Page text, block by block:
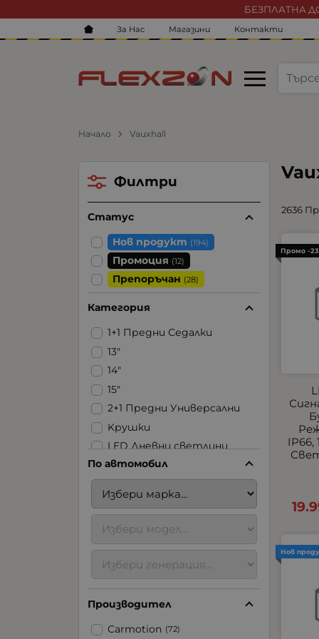
БЕЗПЛАТНА
За Нас Магазини Контакти
Начало Vauxhall
2636
IP66,
Промо -
Нов
Филтри
Статус
Нов продукт (194)
Промоция (12)
Препоръчан (28)
Категория
1+1 Предни Седалки
13"
14"
15"
2+1 Предни Универсални
Kрушки
LED Дневни светлини
LED Ленти
LED Стопове
LED Фарове | Халогени |
Задна светлина
LED Халогени
USB
Аксесоари за ремаркета
Аксесоари за
тротинетки
Блицове
По автомобил
Производител
Carmotion (72)